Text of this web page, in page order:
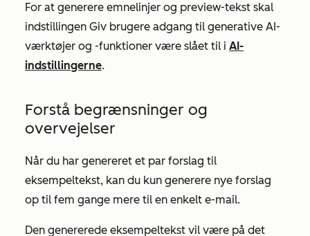
For at generere emnelinjer og preview-tekst skal
indstillingen Giv brugere adgang til generative AI-
værktøjer og -funktioner være slået til i AI-
indstillingerne.
Forstå begrænsninger og
overvejelser
Når du har genereret et par forslag til
eksempeltekst, kan du kun generere nye forslag
op til fem gange mere til en enkelt e-mail.
Den genererede eksempeltekst vil være på det